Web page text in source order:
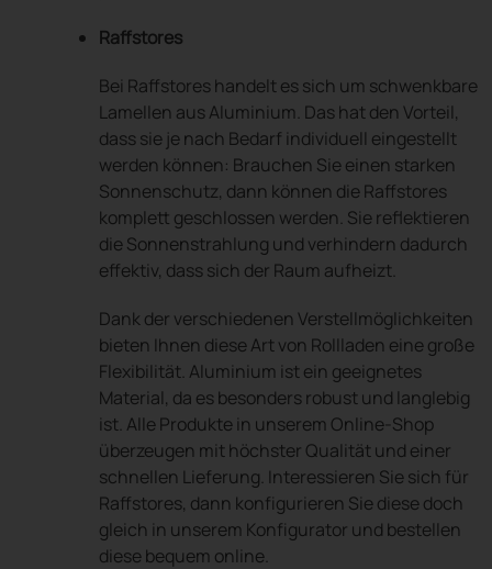
Raffstores
Bei Raffstores handelt es sich um schwenkbare
Lamellen aus Aluminium. Das hat den Vorteil,
dass sie je nach Bedarf individuell eingestellt
werden können: Brauchen Sie einen starken
Sonnenschutz, dann können die Raffstores
komplett geschlossen werden. Sie reflektieren
die Sonnenstrahlung und verhindern dadurch
effektiv, dass sich der Raum aufheizt.
Dank der verschiedenen Verstellmöglichkeiten
bieten Ihnen diese Art von Rollladen eine große
Flexibilität. Aluminium ist ein geeignetes
Material, da es besonders robust und langlebig
ist. Alle Produkte in unserem Online-Shop
überzeugen mit höchster Qualität und einer
schnellen Lieferung. Interessieren Sie sich für
Raffstores, dann konfigurieren Sie diese doch
gleich in unserem Konfigurator und bestellen
diese bequem online.